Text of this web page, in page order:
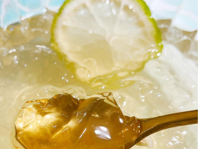
單
子
選
單
展
開
子
單